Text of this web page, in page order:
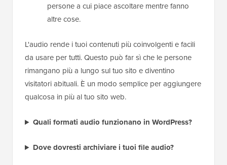
persone a cui piace ascoltare mentre fanno
altre cose.
L'audio rende i tuoi contenuti più coinvolgenti e facili
da usare per tutti. Questo può far sì che le persone
rimangano più a lungo sul tuo sito e diventino
visitatori abituali. È un modo semplice per aggiungere
qualcosa in più al tuo sito web.
Quali formati audio funzionano in WordPress?
Dove dovresti archiviare i tuoi file audio?